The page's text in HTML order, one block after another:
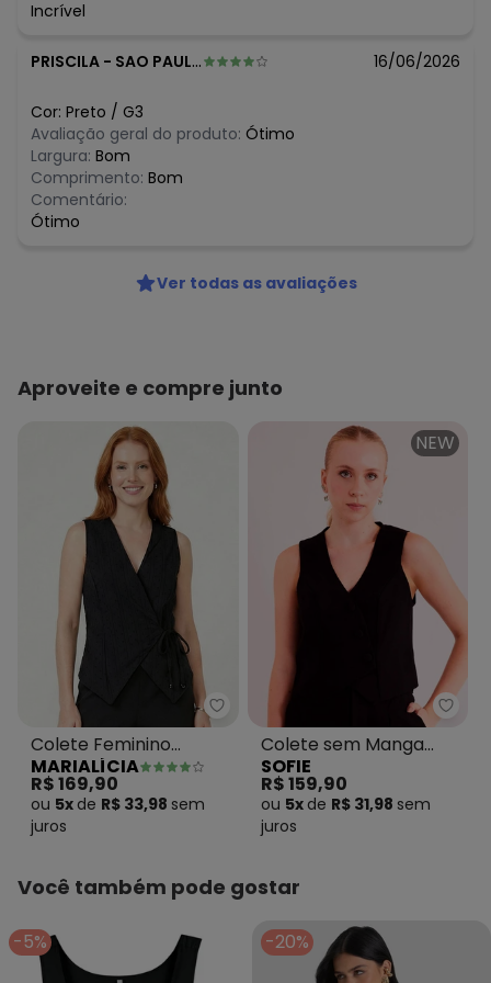
Incrível
PRISCILA - SAO PAULO - SP 16/06/2026
Cor: Preto / G3
Avaliação geral do produto: Ótimo
Largura: Bom
Comprimento: Bom
Comentário:
Ótimo
Ver todas as avaliações
Aproveite e compre junto
Marialícia - Colete Feminino
Colete Feminino
Transpassado Textura
Preto
MARIALÍCIA
R$ 169,90
ou 5x de R$ 33,98 sem
juros
NEW
Colete sem Manga
New Ease em Plano
Alfaiataria Ver
SOFIE
R$ 159,90
ou 5x de R$ 31,98 sem
juros
Você também pode gostar
-5% -20%